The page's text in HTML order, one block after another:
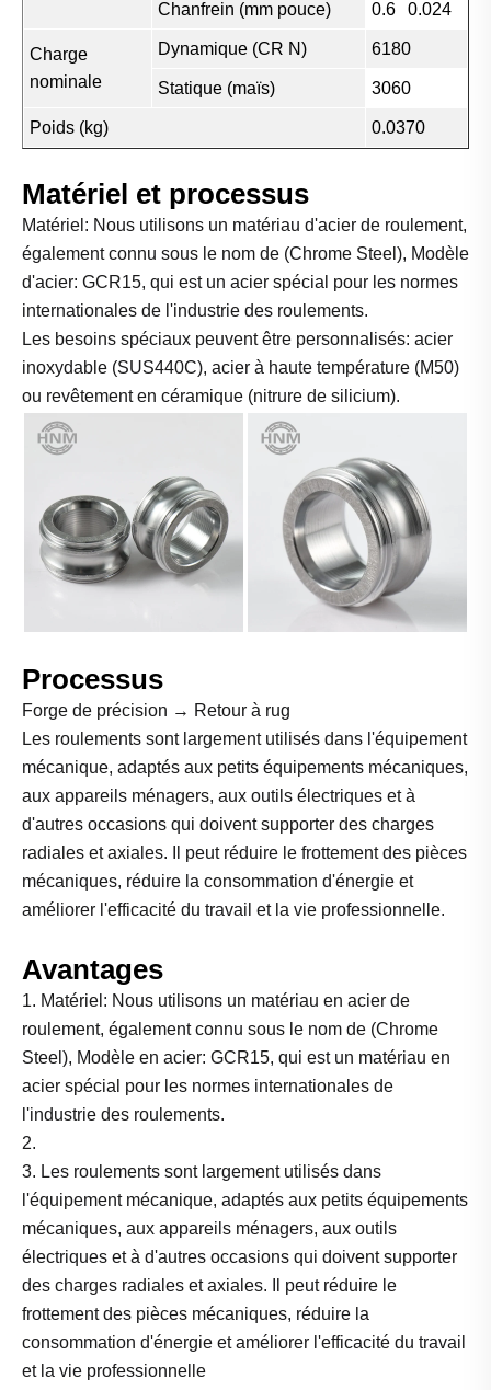
Chanfrein (mm pouce) 0.6 0.024
Charge
nominale
Dynamique (CR N) 6180
Statique (maïs) 3060
Poids (kg) 0.0370
Matériel et processus
Matériel: Nous utilisons un matériau d'acier de roulement,
également connu sous le nom de (Chrome Steel), Modèle
d'acier: GCR15, qui est un acier spécial pour les normes
internationales de l'industrie des roulements.
Les besoins spéciaux peuvent être personnalisés: acier
inoxydable (SUS440C), acier à haute température (M50)
ou revêtement en céramique (nitrure de silicium).
Processus
Forge de précision → Retour à rug
Les roulements sont largement utilisés dans l'équipement
mécanique, adaptés aux petits équipements mécaniques,
aux appareils ménagers, aux outils électriques et à
d'autres occasions qui doivent supporter des charges
radiales et axiales. Il peut réduire le frottement des pièces
mécaniques, réduire la consommation d'énergie et
améliorer l'efficacité du travail et la vie professionnelle.
Avantages
1. Matériel: Nous utilisons un matériau en acier de
roulement, également connu sous le nom de (Chrome
Steel), Modèle en acier: GCR15, qui est un matériau en
acier spécial pour les normes internationales de
l'industrie des roulements.
2.
3. Les roulements sont largement utilisés dans
l'équipement mécanique, adaptés aux petits équipements
mécaniques, aux appareils ménagers, aux outils
électriques et à d'autres occasions qui doivent supporter
des charges radiales et axiales. Il peut réduire le
frottement des pièces mécaniques, réduire la
consommation d'énergie et améliorer l'efficacité du travail
et la vie professionnelle